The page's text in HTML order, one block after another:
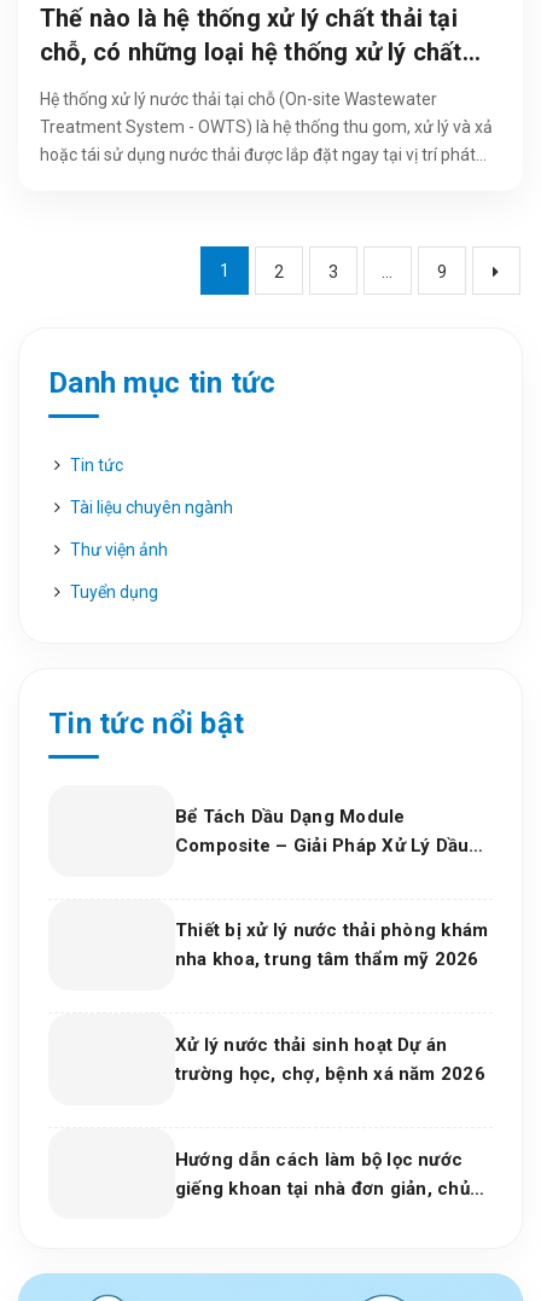
Thế nào là hệ thống xử lý chất thải tại
chỗ, có những loại hệ thống xử lý chất
thải tại chỗ nào
Hệ thống xử lý nước thải tại chỗ (On-site Wastewater
Treatment System - OWTS) là hệ thống thu gom, xử lý và xả
hoặc tái sử dụng nước thải được lắp đặt ngay tại vị trí phát
1 2 3 ... 9
Danh mục tin tức
Tin tức
Tài liệu chuyên ngành
Thư viện ảnh
Tuyển dụng
Tin tức nổi bật
Bể Tách Dầu Dạng Module
Composite – Giải Pháp Xử Lý Dầu
Thiết bị xử lý nước thải phòng khám
nha khoa, trung tâm thẩm mỹ 2026
Xử lý nước thải sinh hoạt Dự án
trường học, chợ, bệnh xá năm 2026
Hướng dẫn cách làm bộ lọc nước
giếng khoan tại nhà đơn giản, chủ